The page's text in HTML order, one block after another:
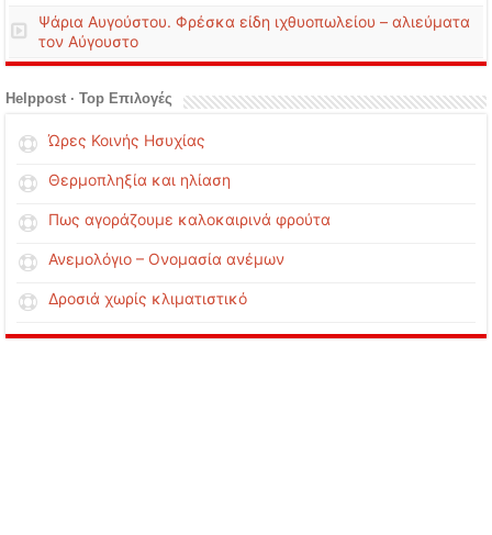
Ψάρια Αυγούστου. Φρέσκα είδη ιχθυοπωλείου – αλιεύματα
τον Αύγουστο
Helppost · Top Επιλογές
Ώρες Κοινής Ησυχίας
Θερμοπληξία και ηλίαση
Πως αγοράζουμε καλοκαιρινά φρούτα
Ανεμολόγιο – Ονομασία ανέμων
Δροσιά χωρίς κλιματιστικό